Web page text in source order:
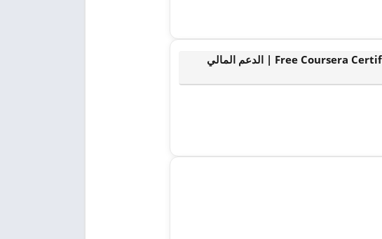
كيف تحصل على شهادات Coursera مجانًا | Free Coursera Certificates | الدعم المالي